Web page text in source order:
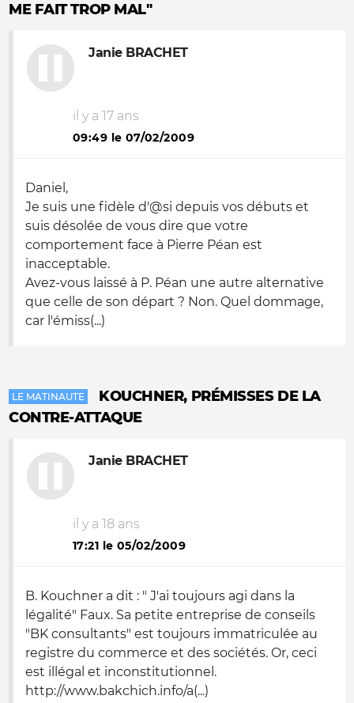
ME FAIT TROP MAL"
Janie BRACHET
il y a 17 ans
09:49 le 07/02/2009
Daniel,
Je suis une fidèle d'@si depuis vos débuts et
suis désolée de vous dire que votre
comportement face à Pierre Péan est
inacceptable.
Avez-vous laissé à P. Péan une autre alternative
que celle de son départ ? Non. Quel dommage,
car l'émiss(...)
LE MATINAUTE
KOUCHNER, PRÉMISSES DE LA
CONTRE-ATTAQUE
Janie BRACHET
il y a 18 ans
17:21 le 05/02/2009
B. Kouchner a dit : " J'ai toujours agi dans la
légalité" Faux. Sa petite entreprise de conseils
"BK consultants" est toujours immatriculée au
registre du commerce et des sociétés. Or, ceci
est illégal et inconstitutionnel.
http://www.bakchich.info/a(...)